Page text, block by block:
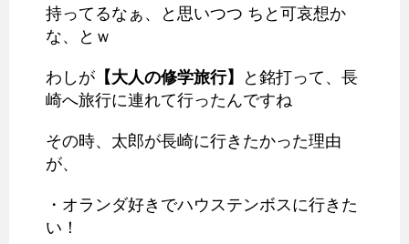
持ってるなぁ、と思いつつ ちと可哀想か
な、とｗ
わしが 【大人の修学旅行】
と銘打って、長
崎へ旅行に連れて行ったんですね
その時、太郎が長崎に行きたかった理由
が、
・オランダ好きでハウステンボスに行きた
い！